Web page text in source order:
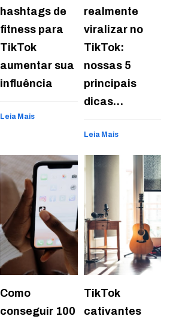
hashtags de
fitness para
TikTok
aumentar sua
influência
Leia Mais
realmente
viralizar no
TikTok:
nossas 5
principais
dicas…
Leia Mais
Como
conseguir 100
TikTok
cativantes